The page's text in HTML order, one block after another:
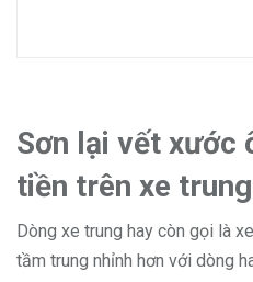
Sơn lại vết xước
tiền trên xe trung
Dòng xe trung hay còn gọi là
tầm trung nhỉnh hơn với dòng